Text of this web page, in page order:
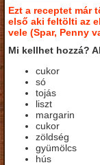
Ezt a receptet már
első aki feltölti az
vele (Spar, Penny
Mi kellhet hozzá?
cukor
só
tojás
liszt
margarin
cukor
zöldség
gyümölcs
hús